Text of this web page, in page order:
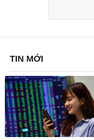
TIN MỚI